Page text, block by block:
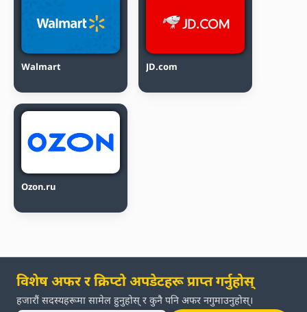
Walmart JD.com
Ozon.ru
विशेष अफर र क्रिप्टो अपडेटहरू प्राप्त गर्नुहोस्
हजारौं सदस्यहरूमा सामेल हुनुहोस् र कुनै पनि अफर नगुमाउनुहोस्।